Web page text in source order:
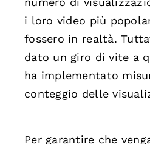
i loro video più
fossero in realtà.
dato un giro di vite a
ha implementato
conteggio delle
Per garantire che